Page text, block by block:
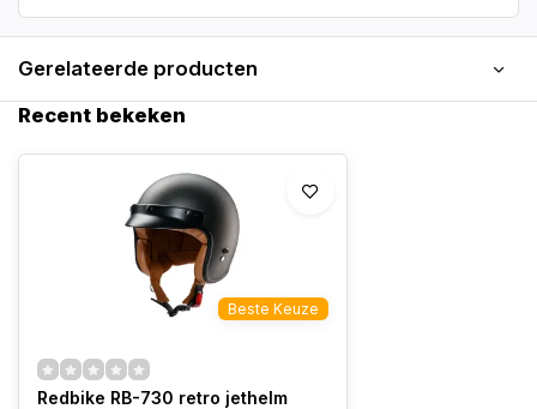
Gerelateerde producten
Recent bekeken
Beste Keuze
Redbike RB-730 retro jethelm